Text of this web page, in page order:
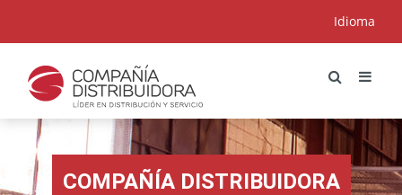
Idioma
COMPAÑÍA DISTRIBUIDORA